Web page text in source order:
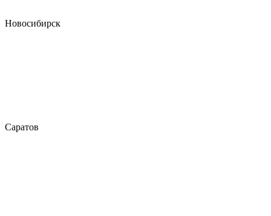
Новосибирск
Саратов